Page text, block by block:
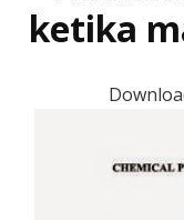
ketika